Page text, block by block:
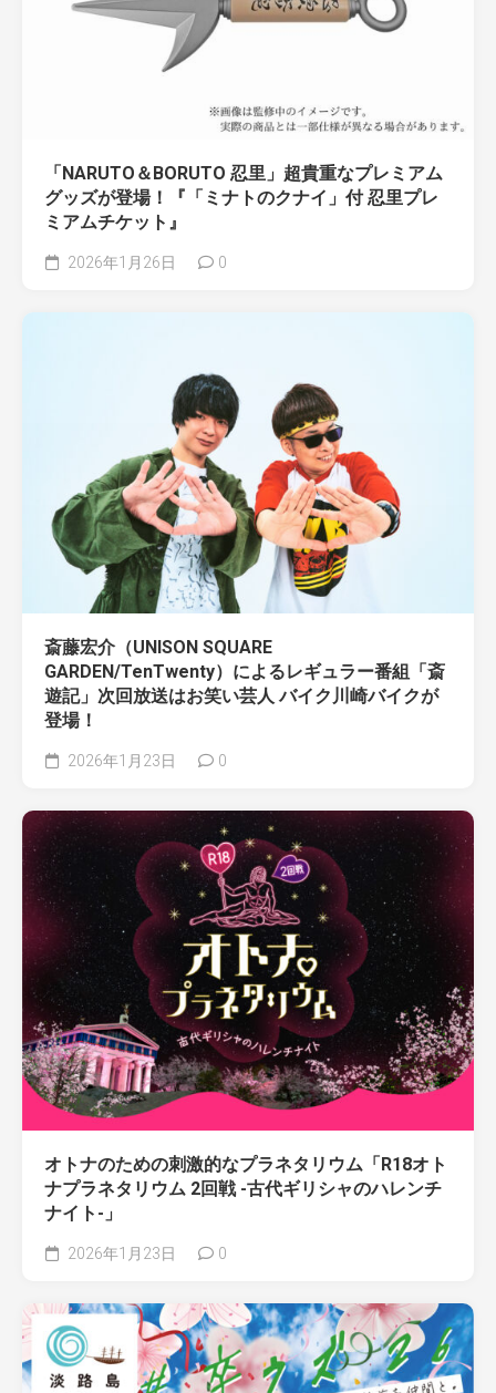
「NARUTO＆BORUTO 忍里」超貴重なプレミアム
グッズが登場！『「ミナトのクナイ」付 忍里プレ
ミアムチケット』
2026年1月26日 0
斎藤宏介（UNISON SQUARE
GARDEN/TenTwenty）によるレギュラー番組「斎
遊記」次回放送はお笑い芸人 バイク川崎バイクが
登場！
2026年1月23日 0
オトナのための刺激的なプラネタリウム「R18オト
ナプラネタリウム 2回戦 -古代ギリシャのハレンチ
ナイト-」
2026年1月23日 0